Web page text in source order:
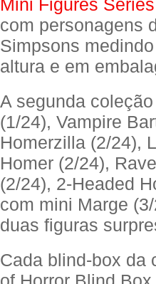
Mini Figures
com personagens
Simpsons
altura e em
A segunda
(1/24), Vampire
Homerzilla (2/24),
Homer (2/24),
(2/24), 2-Headed
com mini Marge
duas figuras
Cada blind-box da